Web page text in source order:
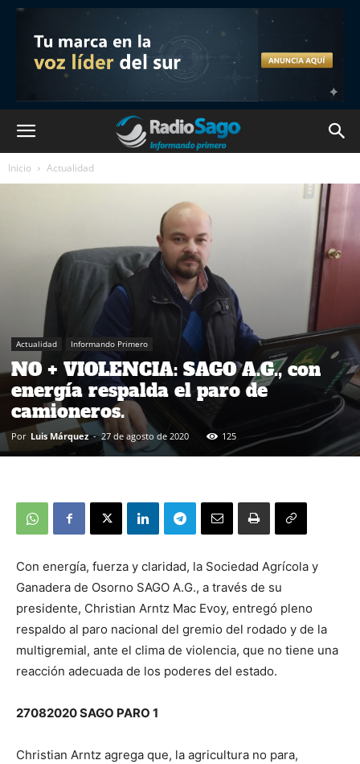
Inicio Actualidad
Actualidad Informando Primero
NO + VIOLENCIA: SAGO A.G., con
energía respalda el paro de
camioneros.
Por Luis Márquez - 27 de agosto de 2020 125
Con energía, fuerza y claridad, la Sociedad Agrícola y
Ganadera de Osorno SAGO A.G., a través de su
presidente, Christian Arntz Mac Evoy, entregó pleno
respaldo al paro nacional del gremio del rodado y de la
multigremial, ante el clima de violencia, que no tiene una
reacción adecuada de los poderes del estado.
27082020 SAGO PARO 1
Christian Arntz agrega que, la agricultura no para,